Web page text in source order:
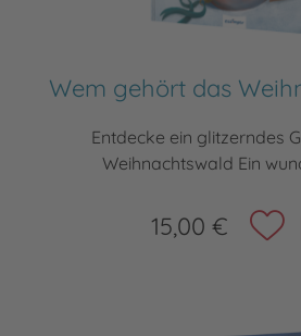
Wem gehört das
Entdecke ein glitzerndes
Weihnachtswald Ein
15,00 €